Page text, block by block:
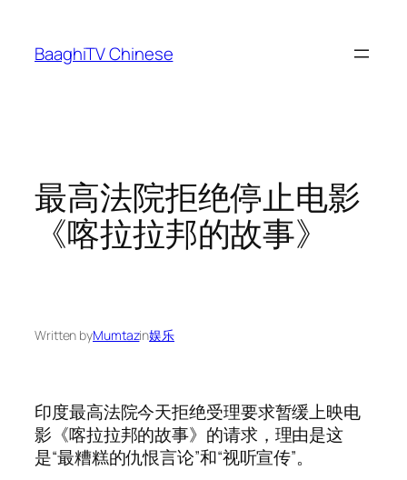
content
BaaghiTV Chinese
最高法院拒绝停止电影
《喀拉拉邦的故事》
Written byMumtazin娱乐
印度最高法院今天拒绝受理要求暂缓上映电
影《喀拉拉邦的故事》的请求，理由是这
是“最糟糕的仇恨言论”和“视听宣传”。